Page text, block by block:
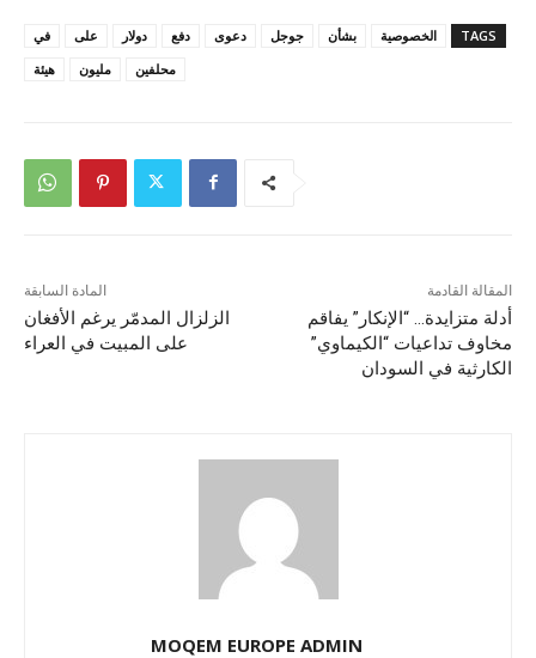
TAGS الخصوصية بشأن جوجل دعوى دفع دولار على
في
محلفين
مليون هيئة
المادة السابقة
الزلزال المدمّر يرغم الأفغان
على المبيت في العراء
المقالة القادمة
أدلة متزايدة… “الإنكار” يفاقم
مخاوف تداعيات “الكيماوي”
الكارثية في السودان
MOQEM EUROPE ADMIN